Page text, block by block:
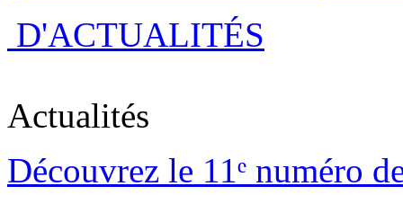
D'ACTUALITÉS
Actualités
Découvrez le 11ᵉ numéro